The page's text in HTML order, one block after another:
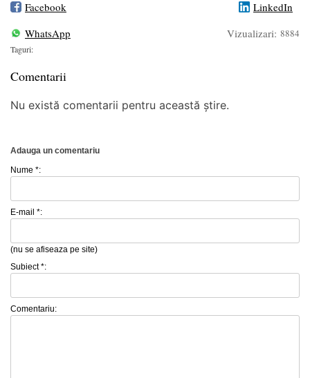
Facebook
LinkedIn
WhatsApp
Vizualizari: 8884
Taguri:
Comentarii
Nu există comentarii pentru această știre.
Adauga un comentariu
Nume *:
E-mail *:
(nu se afiseaza pe site)
Subiect *:
Comentariu: